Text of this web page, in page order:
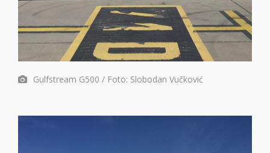
Gulfstream G500 / Foto: Slobodan Vučković